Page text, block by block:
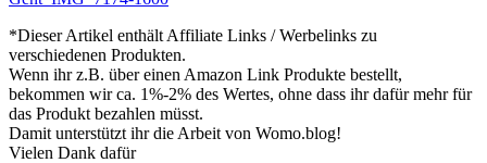
*Dieser Artikel enthält Affiliate Links / Werbelinks zu
verschiedenen Produkten.
Wenn ihr z.B. über einen Amazon Link Produkte bestellt,
bekommen wir ca. 1%-2% des Wertes, ohne dass ihr dafür mehr für
das Produkt bezahlen müsst.
Damit unterstützt ihr die Arbeit von Womo.blog!
Vielen Dank dafür